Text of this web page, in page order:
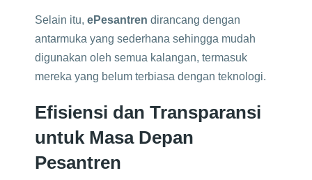
Selain itu, ePesantren dirancang dengan
antarmuka yang sederhana sehingga mudah
digunakan oleh semua kalangan, termasuk
mereka yang belum terbiasa dengan teknologi.
Efisiensi dan Transparansi
untuk Masa Depan
Pesantren